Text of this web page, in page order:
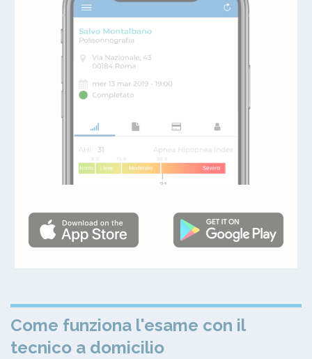
Come funziona l'esame con il
tecnico a domicilio